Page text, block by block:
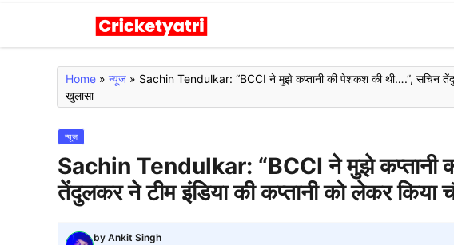
Home » न्यूज » Sachin Tendulkar: “BCCI ने मुझे कप्तानी की पेशकश की थी….”, सचिन
खुलासा
न्यूज
Sachin Tendulkar: “BCCI ने मुझे कप्तानी
तेंदुलकर ने टीम इंडिया की कप्तानी को लेकर किया
by Ankit Singh